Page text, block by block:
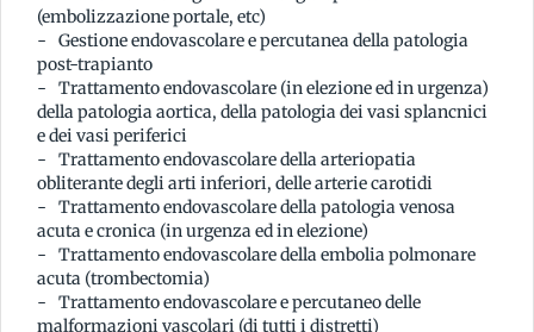
(embolizzazione portale, etc)
Gestione endovascolare e percutanea della patologia
post-trapianto
Trattamento endovascolare (in elezione ed in urgenza)
della patologia aortica, della patologia dei vasi splancnici
e dei vasi periferici
Trattamento endovascolare della arteriopatia
obliterante degli arti inferiori, delle arterie carotidi
Trattamento endovascolare della patologia venosa
acuta e cronica (in urgenza ed in elezione)
Trattamento endovascolare della embolia polmonare
acuta (trombectomia)
Trattamento endovascolare e percutaneo delle
malformazioni vascolari (di tutti i distretti)